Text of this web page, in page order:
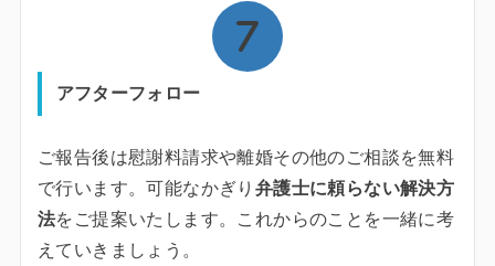
アフターフォロー
ご報告後は慰謝料請求や離婚その他のご相談を無料
で行います。可能なかぎり 弁護士に頼らない解決方
法をご提案いたします。これからのことを一緒に考
えていきましょう。